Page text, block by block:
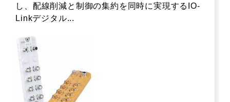
し、配線削減と制御の集約を同時に実現するIO-
Linkデジタル...